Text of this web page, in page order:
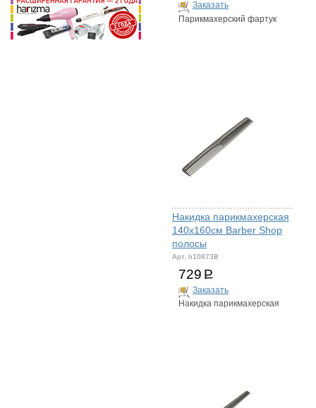
Заказать
Парикмахерский фартук
Накидка парикмахерская
140х160см Barber Shop
полосы
Арт. h10873B
729 Р
Заказать
Накидка парикмахерская